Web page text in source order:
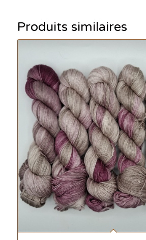
Produits similaires